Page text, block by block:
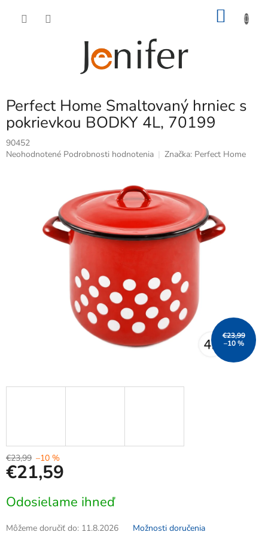
Perfect Home Smaltovaný hrniec s
pokrievkou BODKY 4L, 70199
90452
Priemerné
hviezdičiek.
Neohodnotené Podrobnosti hodnotenia Značka: Perfect Home
€23,99
–10 %
€23,99 –10 %
€21,59
cena:
Odosielame ihneď
Môžeme doručiť do: 11.8.2026 Možnosti doručenia